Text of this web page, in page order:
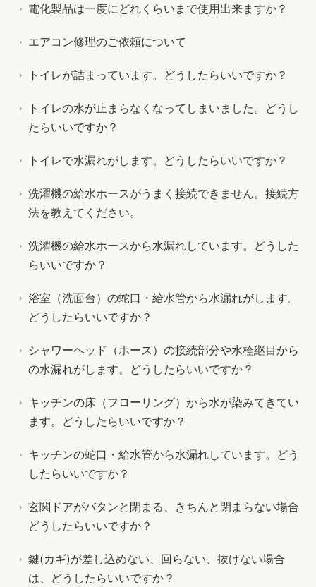
電化製品は一度にどれくらいまで使用出来ますか？
エアコン修理のご依頼について
トイレが詰まっています。どうしたらいいですか？
トイレの水が止まらなくなってしまいました。どうし
たらいいですか？
トイレで水漏れがします。どうしたらいいですか？
洗濯機の給水ホースがうまく接続できません。接続方
法を教えてください。
洗濯機の給水ホースから水漏れしています。どうした
らいいですか？
浴室（洗面台）の蛇口・給水管から水漏れがします。
どうしたらいいですか？
シャワーヘッド（ホース）の接続部分や水栓継目から
の水漏れがします。どうしたらいいですか？
キッチンの床（フローリング）から水が染みてきてい
ます。どうしたらいいですか？
キッチンの蛇口・給水管から水漏れしています。どう
したらいいですか？
玄関ドアがバタンと閉まる、きちんと閉まらない場合
どうしたらいいですか？
鍵(カギ)が差し込めない、回らない、抜けない場合
は、どうしたらいいですか？